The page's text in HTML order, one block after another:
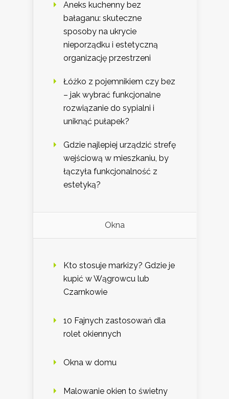
Aneks kuchenny bez
bałaganu: skuteczne
sposoby na ukrycie
nieporządku i estetyczną
organizację przestrzeni
Łóżko z pojemnikiem czy bez
– jak wybrać funkcjonalne
rozwiązanie do sypialni i
uniknąć pułapek?
Gdzie najlepiej urządzić strefę
wejściową w mieszkaniu, by
łączyła funkcjonalność z
estetyką?
Okna
Kto stosuje markizy? Gdzie je
kupić w Wągrowcu lub
Czarnkowie
10 Fajnych zastosowań dla
rolet okiennych
Okna w domu
Malowanie okien to świetny